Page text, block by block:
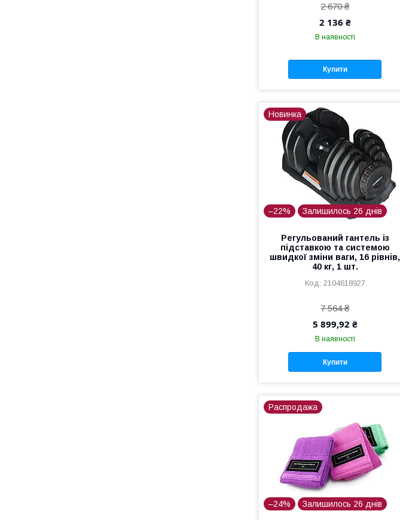
2 670 ₴
2 136 ₴
В наявності
Купити
Новинка
–22% Залишилось 26 днів
Регульований гантель із
підставкою та системою
швидкої зміни ваги, 16 рівнів,
40 кг, 1 шт.
2104618927
7 564 ₴
5 899,92 ₴
В наявності
Купити
Распродажа
–24% Залишилось 26 днів